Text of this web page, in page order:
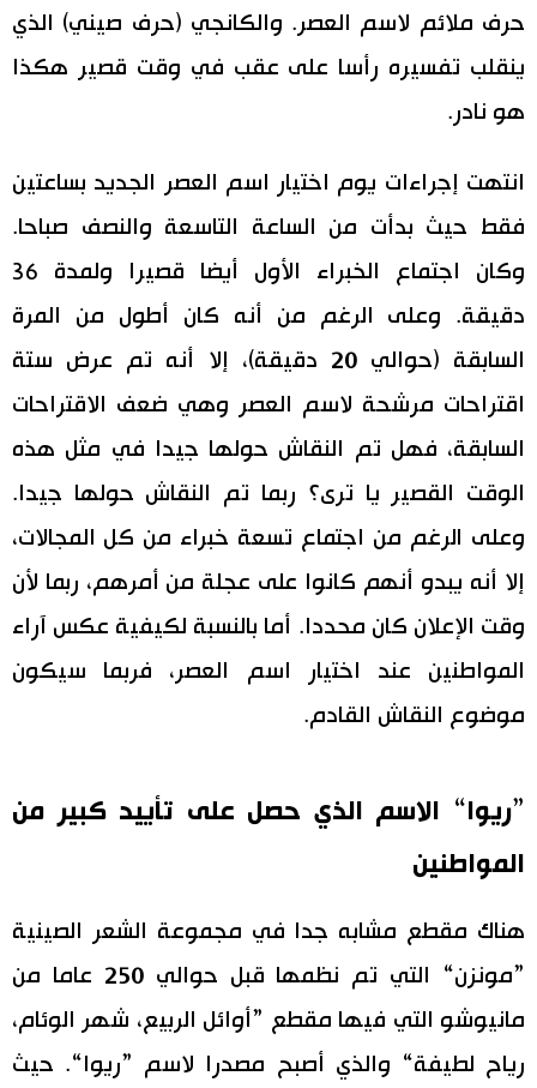
حرف ملائم لاسم العصر. والكانجي (حرف صيني) الذي
ينقلب تفسيره رأسا على عقب في وقت قصير هكذا
هو نادر.
انتهت إجراءات يوم اختيار اسم العصر الجديد بساعتين
فقط حيث بدأت من الساعة التاسعة والنصف صباحا.
وكان اجتماع الخبراء الأول أيضا قصيرا ولمدة 36
دقيقة. وعلى الرغم من أنه كان أطول من المرة
السابقة (حوالي 20 دقيقة)، إلا أنه تم عرض ستة
اقتراحات مرشحة لاسم العصر وهي ضعف الاقتراحات
السابقة، فهل تم النقاش حولها جيدا في مثل هذه
الوقت القصير يا ترى؟ ربما تم النقاش حولها جيدا.
وعلى الرغم من اجتماع تسعة خبراء من كل المجالات،
إلا أنه يبدو أنهم كانوا على عجلة من أمرهم، ربما لأن
وقت الإعلان كان محددا. أما بالنسبة لكيفية عكس آراء
المواطنين عند اختيار اسم العصر، فربما سيكون
موضوع النقاش القادم.
”ريوا“ الاسم الذي حصل على تأييد كبير من
المواطنين
هناك مقطع مشابه جدا في مجموعة الشعر الصينية
”مونزن“ التي تم نظمها قبل حوالي 250 عاما من
مانيوشو التي فيها مقطع ”أوائل الربيع، شهر الوئام،
رياح لطيفة“ والذي أصبح مصدرا لاسم ”ريوا“. حيث